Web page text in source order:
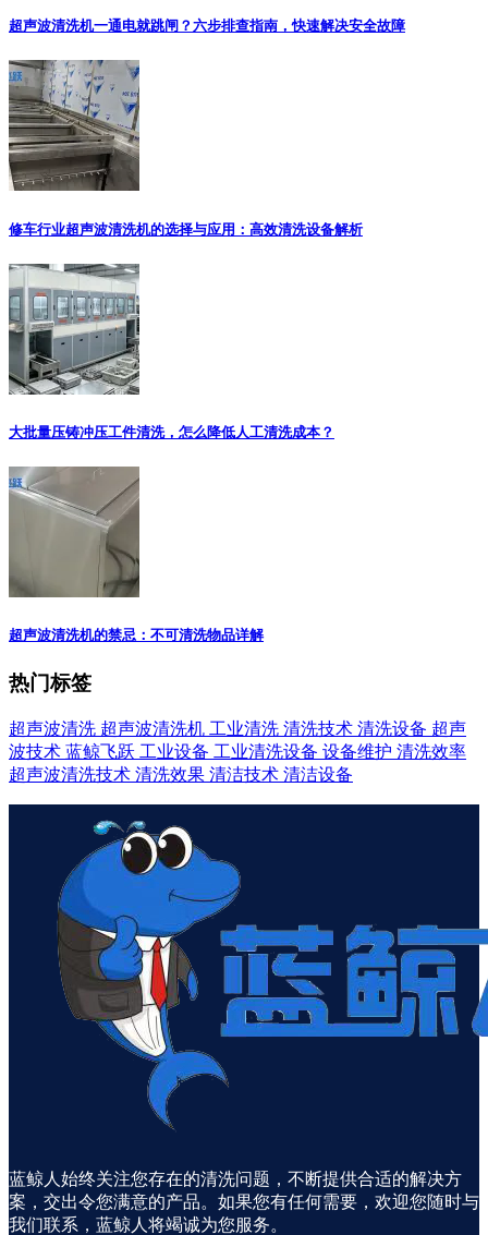
超声波清洗机一通电就跳闸？六步排查指南，快速解决安全故障
修车行业超声波清洗机的选择与应用：高效清洗设备解析
大批量压铸冲压工件清洗，怎么降低人工清洗成本？
超声波清洗机的禁忌：不可清洗物品详解
热门标签
超声波清洗 超声波清洗机 工业清洗 清洗技术 清洗设备 超声
波技术 蓝鲸飞跃 工业设备 工业清洗设备 设备维护 清洗效率
超声波清洗技术 清洗效果 清洁技术 清洁设备
蓝鲸人始终关注您存在的清洗问题，不断提供合适的解决方
案，交出令您满意的产品。如果您有任何需要，欢迎您随时与
我们联系，蓝鲸人将竭诚为您服务。